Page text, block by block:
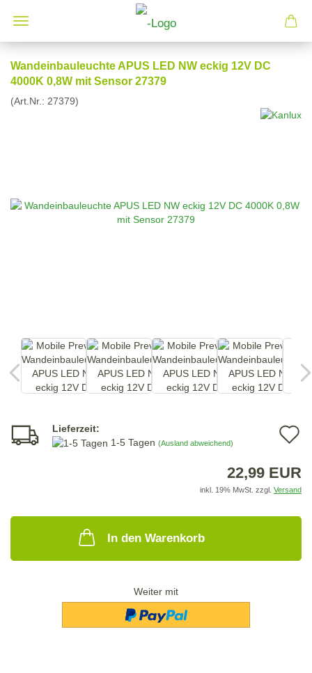
Wandeinbauleuchte APUS LED NW eckig 12V DC
4000K 0,8W mit Sensor 27379
(Art.Nr.: 27379)
Lieferzeit:
1-5 Tagen (Ausland abweichend)
22,99 EUR
inkl. 19% MwSt. zzgl. Versand
In den Warenkorb
Weiter mit